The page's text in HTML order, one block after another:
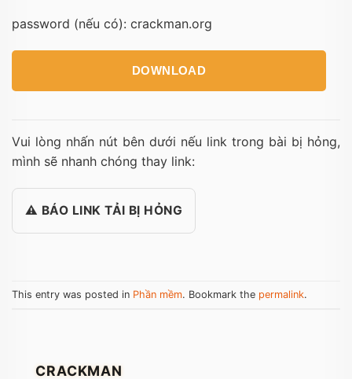
password (nếu có): crackman.org
DOWNLOAD
Vui lòng nhấn nút bên dưới nếu link trong bài bị hỏng,
mình sẽ nhanh chóng thay link:
⚠️ BÁO LINK TẢI BỊ HỎNG
This entry was posted in Phần mềm. Bookmark the permalink.
CRACKMAN